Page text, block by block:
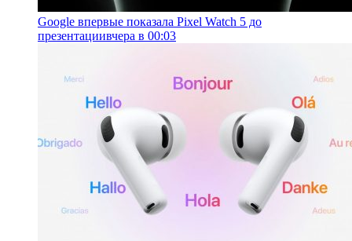
Google впервые показала Pixel Watch 5 до
презентациивчера в 00:03